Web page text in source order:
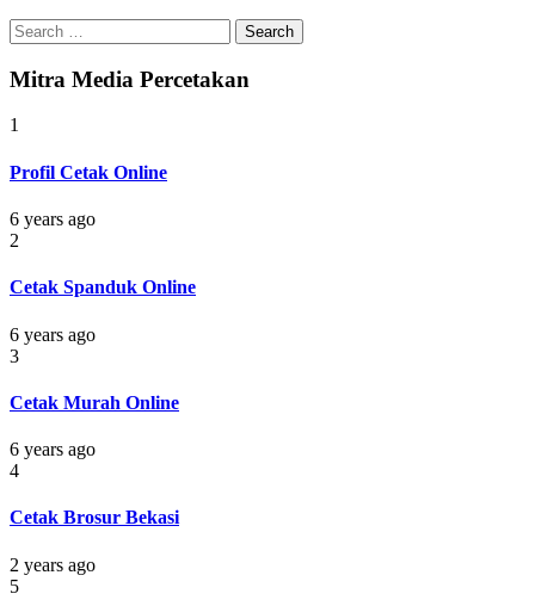
Search
for:
Mitra Media Percetakan
1
Profil Cetak Online
6 years ago
2
Cetak Spanduk Online
6 years ago
3
Cetak Murah Online
6 years ago
4
Cetak Brosur Bekasi
2 years ago
5